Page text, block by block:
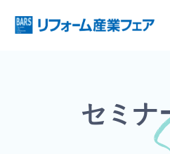
セミナ